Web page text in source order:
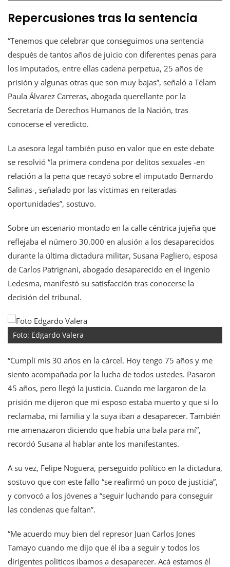
Repercusiones tras la sentencia
“Tenemos que celebrar que conseguimos una sentencia
después de tantos años de juicio con diferentes penas para
los imputados, entre ellas cadena perpetua, 25 años de
prisión y algunas otras que son muy bajas”, señaló a Télam
Paula Álvarez Carreras, abogada querellante por la
Secretaría de Derechos Humanos de la Nación, tras
conocerse el veredicto.
La asesora legal también puso en valor que en este debate
se resolvió “la primera condena por delitos sexuales -en
relación a la pena que recayó sobre el imputado Bernardo
Salinas-, señalado por las víctimas en reiteradas
oportunidades”, sostuvo.
Sobre un escenario montado en la calle céntrica jujeña que
reflejaba el número 30.000 en alusión a los desaparecidos
durante la última dictadura militar, Susana Pagliero, esposa
de Carlos Patrignani, abogado desaparecido en el ingenio
Ledesma, manifestó su satisfacción tras conocerse la
decisión del tribunal.
Foto: Edgardo Valera
“Cumplí mis 30 años en la cárcel. Hoy tengo 75 años y me
siento acompañada por la lucha de todos ustedes. Pasaron
45 años, pero llegó la justicia. Cuando me largaron de la
prisión me dijeron que mi esposo estaba muerto y que si lo
reclamaba, mi familia y la suya iban a desaparecer. También
me amenazaron diciendo que había una bala para mí”,
recordó Susana al hablar ante los manifestantes.
A su vez, Felipe Noguera, perseguido político en la dictadura,
sostuvo que con este fallo “se reafirmó un poco de justicia”,
y convocó a los jóvenes a “seguir luchando para conseguir
las condenas que faltan”.
“Me acuerdo muy bien del represor Juan Carlos Jones
Tamayo cuando me dijo que él iba a seguir y todos los
dirigentes políticos íbamos a desaparecer. Acá estamos él